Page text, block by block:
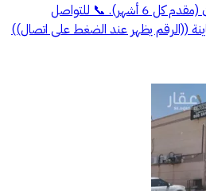
طريقة السداد: دفعتان سنويتان (مقدم كل 6 أشهر). 📞 للتواصل
((الرقم يظهر عند الضغط على اتصال))